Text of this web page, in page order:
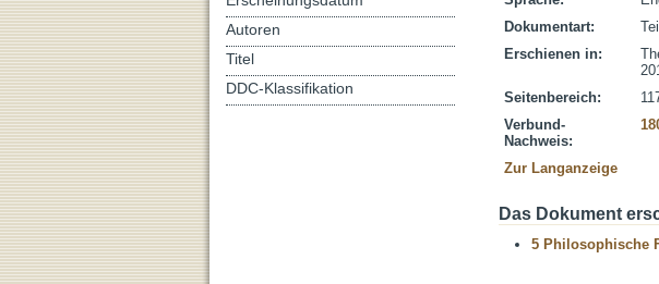
Dokumentart:
Erschienen in:
Seitenbereich:
Verbund-
Nachweis:
Zur Langanzeige
Das Dokument
5 Philosophische
Autoren
Titel
DDC-Klassifikation